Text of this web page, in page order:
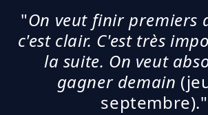
"On veut finir premiers
c'est clair. C'est très
la suite. On veut
gagner demain
septembre)."